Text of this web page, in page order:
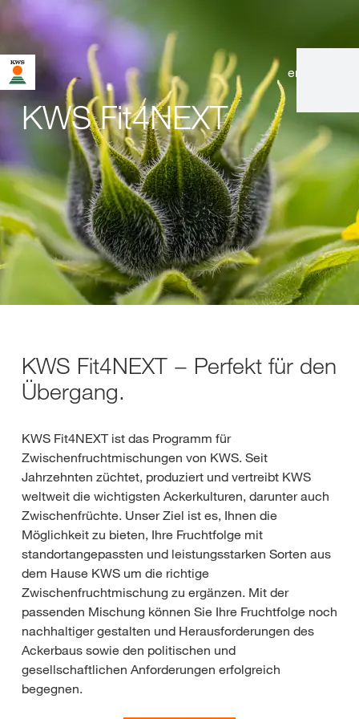
en
KWS Fit4NEXT
KWS Fit4NEXT − Perfekt für den
Übergang.
KWS Fit4NEXT ist das Programm für
Zwischenfruchtmischungen von KWS. Seit
Jahrzehnten züchtet, produziert und vertreibt KWS
weltweit die wichtigsten Ackerkulturen, darunter auch
Zwischenfrüchte. Unser Ziel ist es, Ihnen die
Möglichkeit zu bieten, Ihre Fruchtfolge mit
standortangepassten und leistungsstarken Sorten aus
dem Hause KWS um die richtige
Zwischenfruchtmischung zu ergänzen. Mit der
passenden Mischung können Sie Ihre Fruchtfolge noch
nachhaltiger gestalten und Herausforderungen des
Ackerbaus sowie den politischen und
gesellschaftlichen Anforderungen erfolgreich
begegnen.